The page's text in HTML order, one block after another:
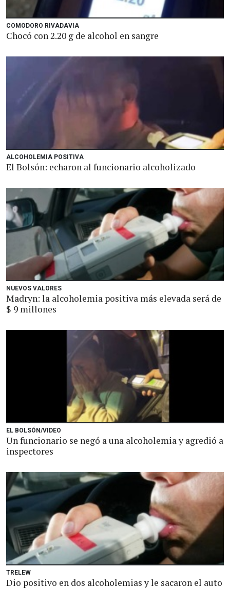
COMODORO RIVADAVIA
Chocó con 2.20 g de alcohol en sangre
ALCOHOLEMIA POSITIVA
El Bolsón: echaron al funcionario alcoholizado
NUEVOS VALORES
Madryn: la alcoholemia positiva más elevada será de
$ 9 millones
EL BOLSÓN/VIDEO
Un funcionario se negó a una alcoholemia y agredió a
inspectores
TRELEW
Dio positivo en dos alcoholemias y le sacaron el auto